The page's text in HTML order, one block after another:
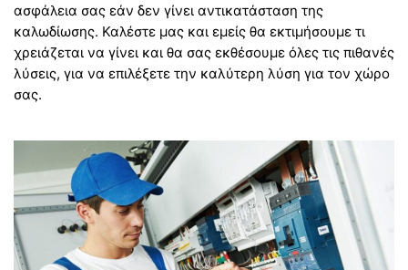
ασφάλεια σας εάν δεν γίνει αντικατάσταση της
καλωδίωσης. Καλέστε μας και εμείς θα εκτιμήσουμε τι
χρειάζεται να γίνει και θα σας εκθέσουμε όλες τις πιθανές
λύσεις, για να επιλέξετε την καλύτερη λύση για τον χώρο
σας.